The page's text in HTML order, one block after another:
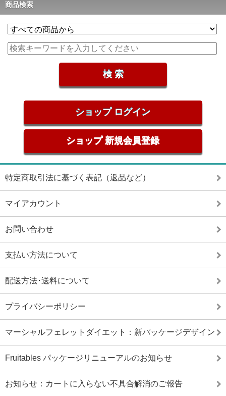
商品検索
ショップ ログイン
ショップ 新規会員登録
特定商取引法に基づく表記（返品など）
マイアカウント
お問い合わせ
支払い方法について
配送方法･送料について
プライバシーポリシー
マーシャルフェレットダイエット：新パッケージデザイン
Fruitables パッケージリニューアルのお知らせ
お知らせ：カートに入らない不具合解消のご報告